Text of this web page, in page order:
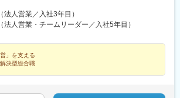
法人営業／入社3年目）
法人営業・チームリーダー／入社5年目）
」を支える
決型総合職